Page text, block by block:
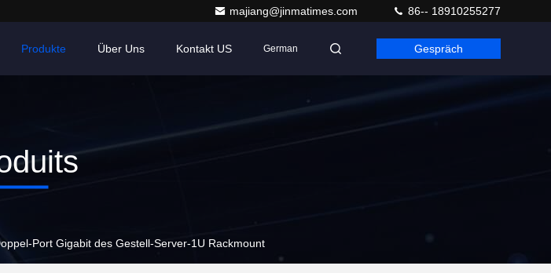
majiang@jinmatimes.com 86-- 18910255277
Produkte Über Uns Kontakt US German Gespräch
Port Gigabit des Gestell-Server-1U Rackmount